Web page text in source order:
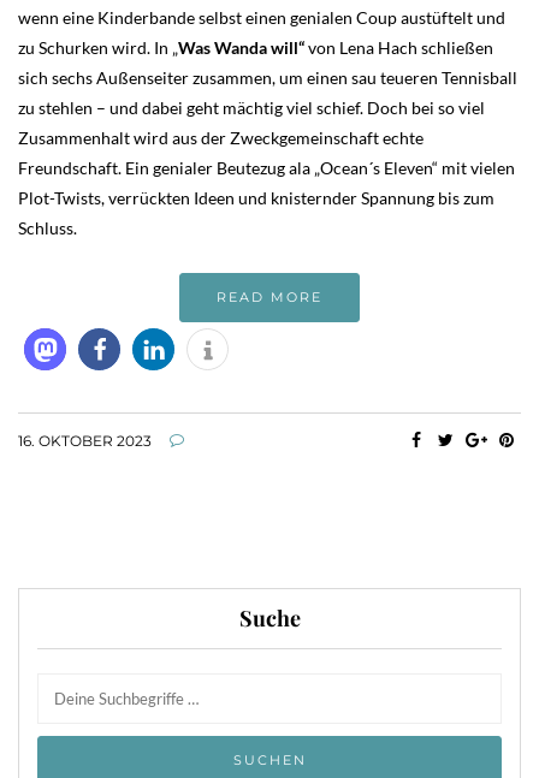
wenn eine Kinderbande selbst einen genialen Coup austüftelt und
zu Schurken wird. In „Was Wanda will“von Lena Hach schließen
sich sechs Außenseiter zusammen, um einen sau teueren Tennisball
zu stehlen – und dabei geht mächtig viel schief. Doch bei so viel
Zusammenhalt wird aus der Zweckgemeinschaft echte
Freundschaft. Ein genialer Beutezug ala „Ocean´s Eleven“ mit vielen
Plot-Twists, verrückten Ideen und knisternder Spannung bis zum
Schluss.
READ MORE
16. OKTOBER 2023
Suche